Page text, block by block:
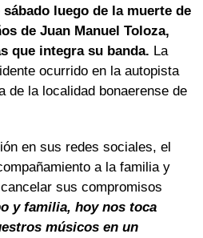
luego de la muerte de
de Juan Manuel Toloza,
que integra su banda. La
ocurrido en la autopista
de la localidad bonaerense de
en sus redes sociales, el
a la familia y
sus compromisos
y familia, hoy nos toca
músicos en un